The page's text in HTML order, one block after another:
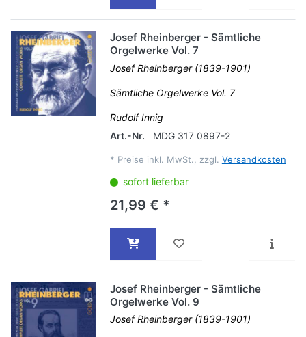
Josef Rheinberger - Sämtliche
Orgelwerke Vol. 7
Josef Rheinberger (1839-1901)
Sämtliche Orgelwerke Vol. 7
Rudolf Innig
Art.-Nr.
MDG 317 0897-2
* Preise inkl. MwSt., zzgl. Versandkosten
sofort lieferbar
21,99 € *
Josef Rheinberger - Sämtliche
Orgelwerke Vol. 9
Josef Rheinberger (1839-1901)